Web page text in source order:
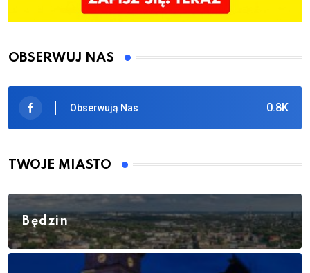
OBSERWUJ NAS
0.8K
Obserwują Nas
TWOJE MIASTO
Będzin